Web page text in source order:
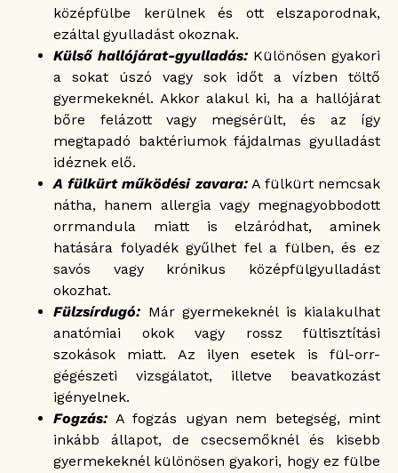
középfülbe kerülnek és ott elszaporodnak,
ezáltal gyulladást okoznak.
Külső hallójárat-gyulladás: Különösen gyakori
a sokat úszó vagy sok időt a vízben töltő
gyermekeknél. Akkor alakul ki, ha a hallójárat
bőre felázott vagy megsérült, és az így
megtapadó baktériumok fájdalmas gyulladást
idéznek elő.
A fülkürt működési zavara:A fülkürt nemcsak
nátha, hanem allergia vagy megnagyobbodott
orrmandula miatt is elzáródhat, aminek
hatására folyadék gyűlhet fel a fülben, és ez
savós vagy krónikus középfülgyulladást
okozhat.
Fülzsírdugó: Már gyermekeknél is kialakulhat
anatómiai okok vagy rossz fültisztítási
szokások miatt. Az ilyen esetek is fül-orr-
gégészeti vizsgálatot, illetve beavatkozást
igényelnek.
Fogzás: A fogzás ugyan nem betegség, mint
inkább állapot, de csecsemőknél és kisebb
gyermekeknél különösen gyakori, hogy ez fülbe